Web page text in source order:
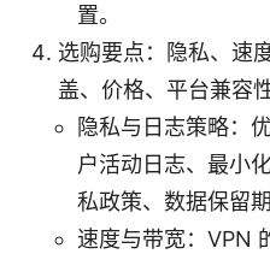
置。
选购要点：隐私、速
盖、价格、平台兼容
隐私与日志策略：
户活动日志、最小
私政策、数据保留
速度与带宽：VPN